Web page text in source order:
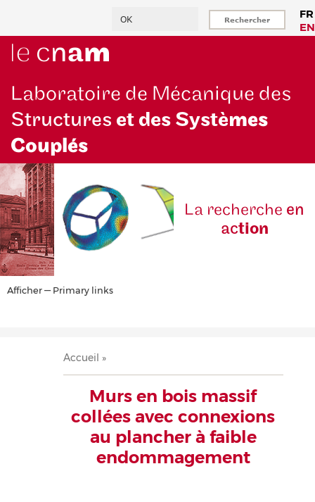
principal
FR
EN
Laboratoire de Mécanique des
Structures et des Systèmes
Couplés
La recherche en
action
Primary
Afficher — Primary links
Fil
d'Ariane
Accueil
Murs en bois massif
collées avec connexions
au plancher à faible
endommagement